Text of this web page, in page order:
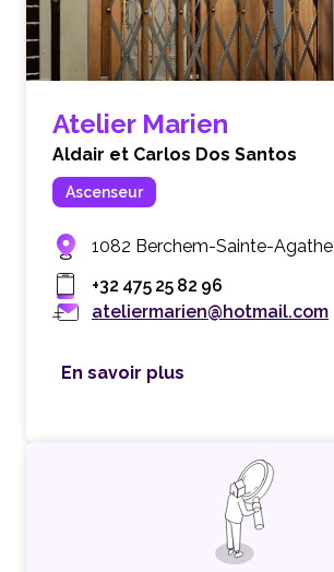
Atelier Marien
Aldair et Carlos Dos Santos
Ascenseur
1082 Berchem-Sainte-Agathe
+32 475 25 82 96
ateliermarien@hotmail.com
En savoir plus
Atelier Marien